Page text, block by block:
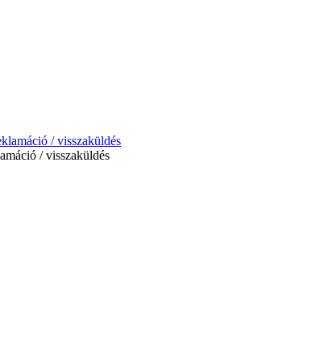
/ visszaküldés
/ visszaküldés